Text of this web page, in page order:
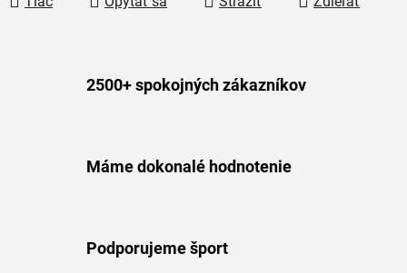
2500+ spokojných zákazníkov
Máme dokonalé hodnotenie
Podporujeme šport